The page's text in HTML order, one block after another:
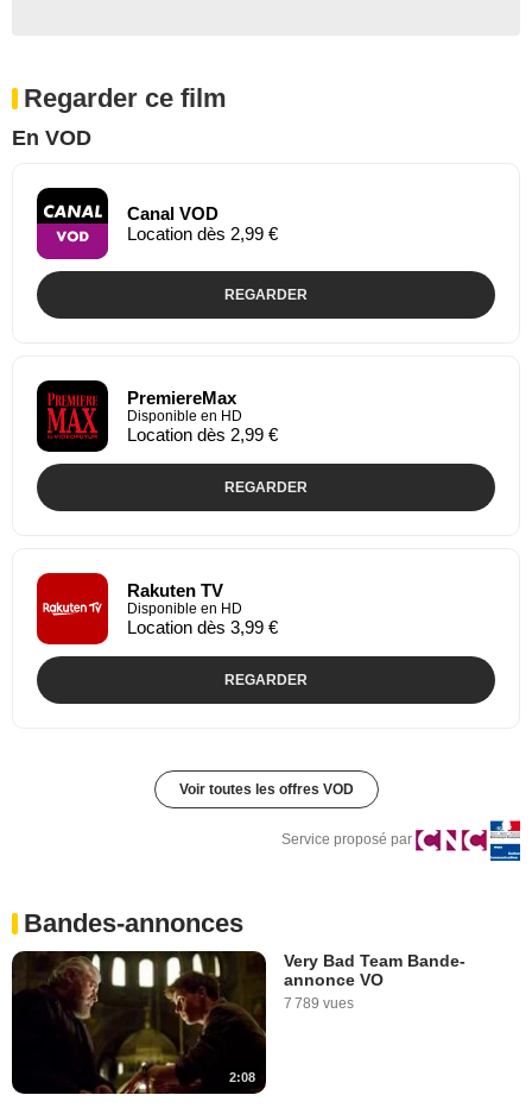
Regarder ce film
En VOD
Canal VOD
Location dès 2,99 €
REGARDER
PremiereMax
Disponible en HD
Location dès 2,99 €
REGARDER
Rakuten TV
Disponible en HD
Location dès 3,99 €
REGARDER
Voir toutes les offres VOD
Service proposé par
Bandes-annonces
2:08
Very Bad Team Bande-
annonce VO
7 789 vues